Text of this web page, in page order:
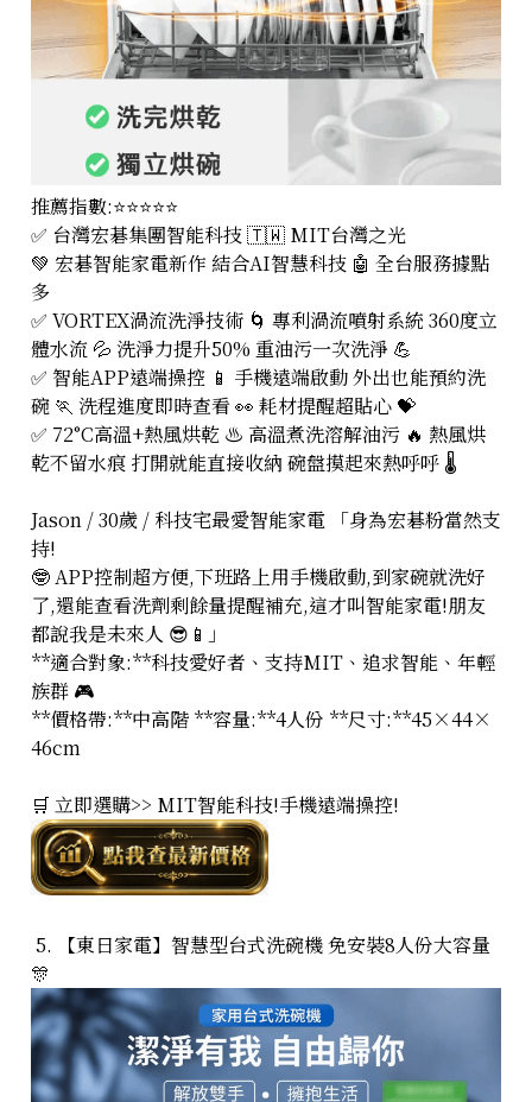
推薦指數:⭐⭐⭐⭐⭐
✅ 台灣宏碁集團智能科技 🇹🇼 MIT台灣之光
💚 宏碁智能家電新作 結合AI智慧科技 🤖 全台服務據點
多
✅ VORTEX渦流洗淨技術 🌀 專利渦流噴射系統 360度立
體水流 💦 洗淨力提升50% 重油污一次洗淨 💪
✅ 智能APP遠端操控 📱 手機遠端啟動 外出也能預約洗
碗 🏃 洗程進度即時查看 👀 耗材提醒超貼心 💝
✅ 72°C高溫+熱風烘乾 ♨️ 高溫煮洗溶解油污 🔥 熱風烘
乾不留水痕 打開就能直接收納 碗盤摸起來熱呼呼 🌡️
Jason / 30歲 / 科技宅最愛智能家電 「身為宏碁粉當然支
持!
🤓 APP控制超方便,下班路上用手機啟動,到家碗就洗好
了,還能查看洗劑剩餘量提醒補充,這才叫智能家電!朋友
都說我是未來人 😎📱」
**適合對象:**科技愛好者、支持MIT、追求智能、年輕
族群 🎮
**價格帶:**中高階 **容量:**4人份 **尺寸:**45×44×
46cm
🛒 立即選購>> MIT智能科技!手機遠端操控!
5. 【東日家電】智慧型台式洗碗機 免安裝8人份大容量
🎊